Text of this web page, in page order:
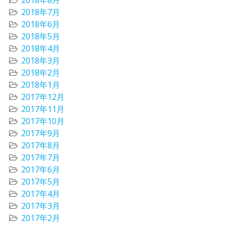
2018年7月
2018年6月
2018年5月
2018年4月
2018年3月
2018年2月
2018年1月
2017年12月
2017年11月
2017年10月
2017年9月
2017年8月
2017年7月
2017年6月
2017年5月
2017年4月
2017年3月
2017年2月